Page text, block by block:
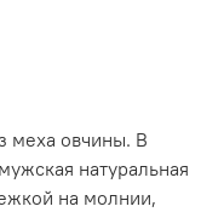
меха овчины. В
натуральная
на молнии,